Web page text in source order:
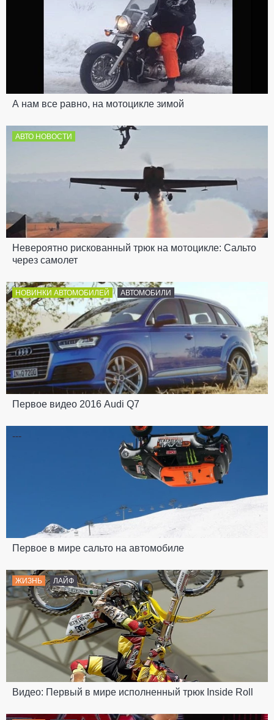
А нам все равно, на мотоцикле зимой
АВТО НОВОСТИ
Невероятно рискованный трюк на мотоцикле: Сальто
через самолет
НОВИНКИ АВТОМОБИЛЕЙ АВТОМОБИЛИ
Первое видео 2016 Audi Q7
---
Первое в мире сальто на автомобиле
ЖИЗНЬ ЛАЙФ
Видео: Первый в мире исполненный трюк Inside Roll